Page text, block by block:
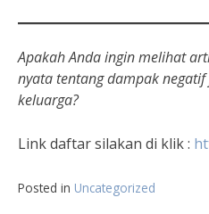
Apakah Anda ingin melihat
nyata tentang dampak
keluarga?
Link daftar silakan di klik :
Posted in Uncategorized